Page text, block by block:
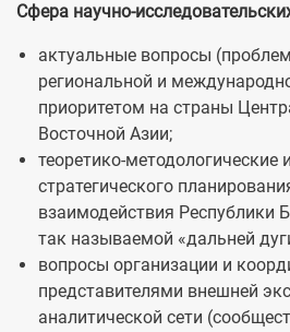
Сфера научно-
актуальные вопросы
региональной и
приоритетом на страны
Восточной Азии;
теоретико-
стратегического
взаимодействия Республики
так называемой «дальней
вопросы организации и
представителями внешней
аналитической сети